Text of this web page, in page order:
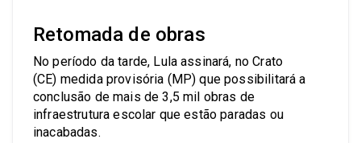
Retomada de obras
No período da tarde, Lula assinará, no Crato
(CE) medida provisória (MP) que possibilitará a
conclusão de mais de 3,5 mil obras de
infraestrutura escolar que estão paradas ou
inacabadas.